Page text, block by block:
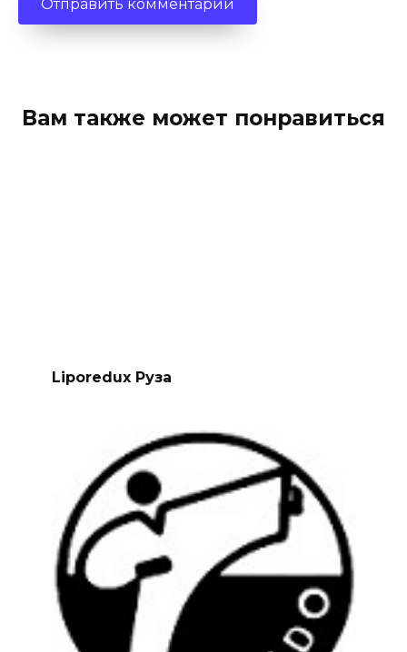
Вам также может понравиться
Liporedux Руза